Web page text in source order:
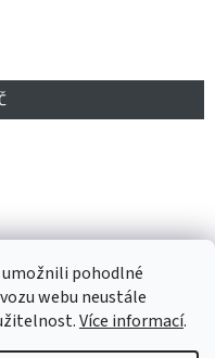
umožnili pohodlné
webu neustále
Více informací.